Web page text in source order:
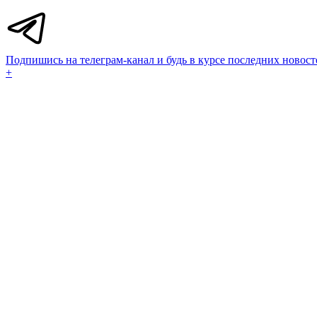
Подпишись на телеграм-канал и будь в курсе последних
+